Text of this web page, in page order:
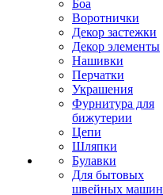
Боа
Воротнички
Декор застежки
Декор элементы
Нашивки
Перчатки
Украшения
Фурнитура для
бижутерии
Цепи
Шляпки
Булавки
Для бытовых
швейных машин